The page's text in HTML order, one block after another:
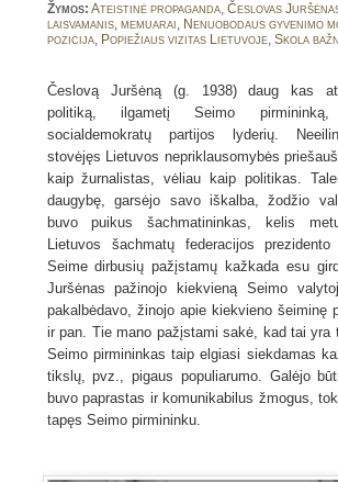
Žymos: Ateistinė propaganda, Česlovas
laisvamanis, memuarai, Nenuobodaus gyvenimo
pozicija, Popiežiaus vizitas Lietuvoje, Skola
Česlovą Juršėną (g. 1938) daug kas
politiką, ilgametį Seimo
socialdemokratų partijos lyderių.
stovėjęs Lietuvos nepriklausomybės
kaip žurnalistas, vėliau kaip politikas.
daugybę, garsėjo savo iškalba, žodžio
buvo puikus šachmatininkas, kelis
Lietuvos šachmatų federacijos
Seime dirbusių pažįstamų kažkada esu
Juršėnas pažinojo kiekvieną Seimo
pakalbėdavo, žinojo apie kiekvieno šeiminę
ir pan. Tie mano pažįstami sakė, kad tai yra
Seimo pirmininkas taip elgiasi siekdamas
tikslų, pvz., pigaus populiarumo. Galėjo
buvo paprastas ir komunikabilus žmogus,
tapęs Seimo pirmininku.